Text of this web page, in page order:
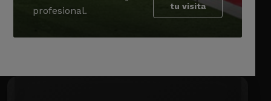
profesional.
tu visita